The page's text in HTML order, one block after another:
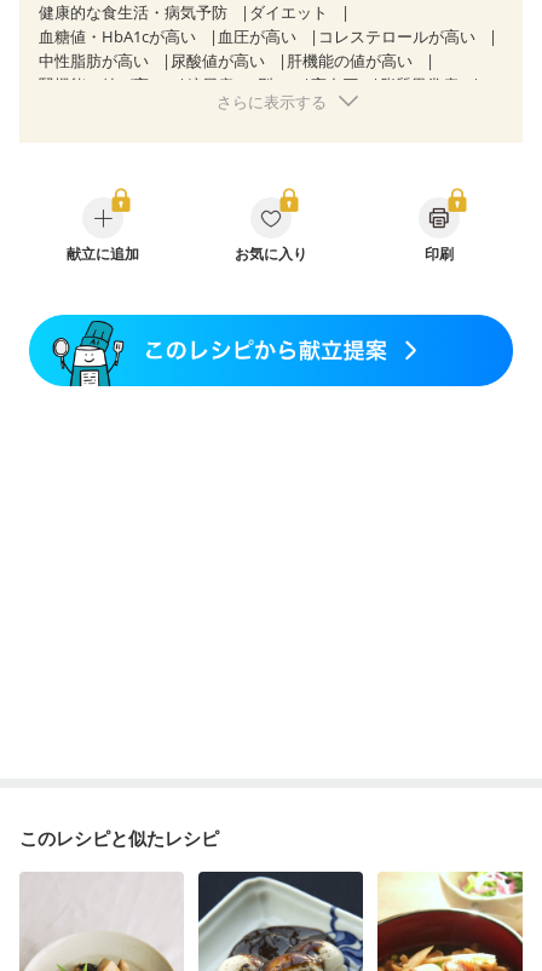
健康的な食生活・病気予防
ダイエット
血糖値・HbA1cが高い
血圧が高い
コレステロールが高い
中性脂肪が高い
尿酸値が高い
肝機能の値が高い
腎機能の値が高い
糖尿病（2型） 高血圧
脂質異常症
狭心症 心筋梗塞
糖尿病性腎症（第１期）
糖尿病性腎症（第２期）
CKD（ステージ１）
CKD（ステージ２）
乳がん（抗がん剤治療中）
乳がん（ホルモン療法中）
胃がん（抗がん剤治療中）
胃がん治療を終えた方・経過観察中の方
大腸がん治療を終えた方・経過観察中の方
さらに表示する
献立に追加 お気に入り 印刷
このレシピと似たレシピ